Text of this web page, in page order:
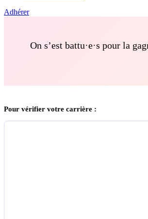
Adhérer
On s’est battu·e·s pour la
Pour vérifier votre carrière :